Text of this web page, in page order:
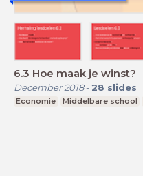
6.3 Hoe maak je winst?
December 2018- 28 slides
Economie Middelbare school